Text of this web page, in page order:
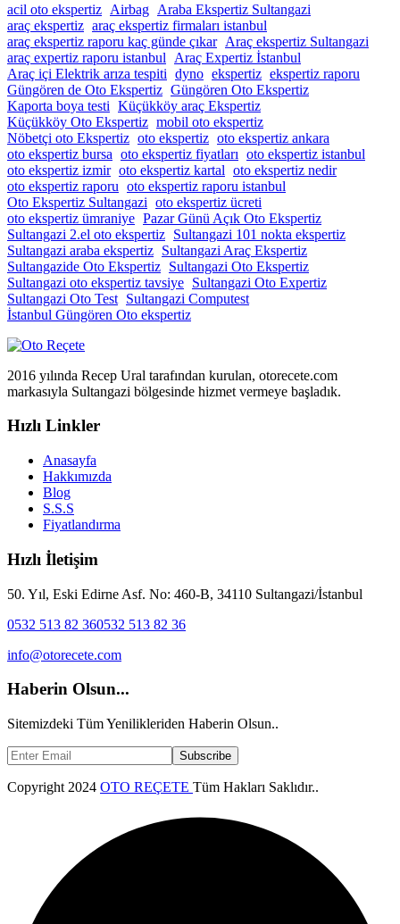
acil oto ekspertiz Airbag Araba Ekspertiz Sultangazi
araç ekspertiz araç ekspertiz firmaları istanbul
araç ekspertiz raporu kaç günde çıkar Araç ekspertiz Sultangazi
araç expertiz raporu istanbul
Araç Expertiz İstanbul
Araç içi Elektrik arıza tespiti dyno ekspertiz ekspertiz raporu
Güngören de Oto Ekspertiz Güngören Oto Ekspertiz
Kaporta boya testi Küçükköy araç Ekspertiz
Küçükköy Oto Ekspertiz mobil oto ekspertiz
Nöbetçi oto Ekspertiz oto ekspertiz oto ekspertiz ankara
oto ekspertiz bursa oto ekspertiz fiyatları oto ekspertiz istanbul
oto ekspertiz izmir oto ekspertiz kartal oto ekspertiz nedir
oto ekspertiz raporu oto ekspertiz raporu istanbul
Oto Ekspertiz Sultangazi oto ekspertiz ücreti
oto ekspertiz ümraniye Pazar Günü Açık Oto Ekspertiz
Sultangazi 2.el oto ekspertiz Sultangazi 101 nokta ekspertiz
Sultangazi araba ekspertiz Sultangazi Araç Ekspertiz
Sultangazide Oto Ekspertiz Sultangazi Oto Ekspertiz
Sultangazi oto ekspertiz tavsiye Sultangazi Oto Expertiz
Sultangazi Oto Test Sultangazi Computest
İstanbul Güngören Oto ekspertiz
2016 yılında Recep Ural tarafından kurulan, otorecete.com
markasıyla Sultangazi bölgesinde hizmet vermeye başladık.
Hızlı Linkler
Anasayfa
Hakkımızda
Blog
S.S.S
Fiyatlandırma
Hızlı İletişim
50. Yıl, Eski Edirne Asf. No: 460-B, 34110 Sultangazi/İstanbul
0532 513 82 360532 513 82 36
info@otorecete.com
Haberin Olsun...
Sitemizdeki Tüm Yenilikleriden Haberin Olsun..
Subscribe
Copyright 2024 OTO REÇETE Tüm Hakları Saklıdır..